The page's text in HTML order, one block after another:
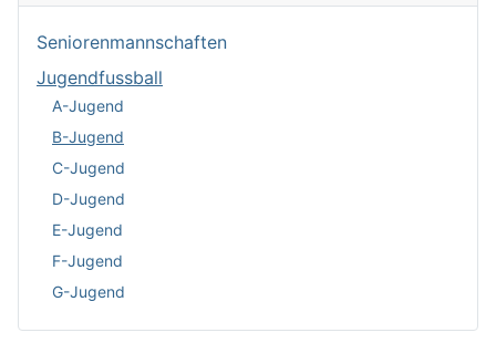
Seniorenmannschaften
Jugendfussball
A-Jugend
B-Jugend
C-Jugend
D-Jugend
E-Jugend
F-Jugend
G-Jugend